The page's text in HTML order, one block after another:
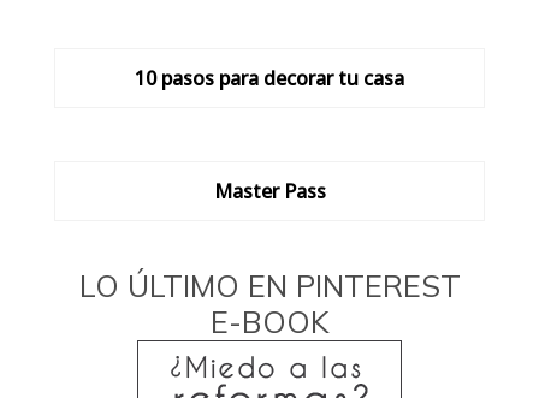
10 pasos para decorar tu casa
Master Pass
LO ÚLTIMO EN PINTEREST
E-BOOK